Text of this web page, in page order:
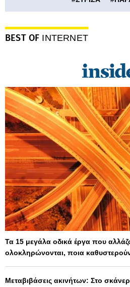
BEST OF INTERNET
Τα 15 μεγάλα οδικά έργα που
ολοκληρώνονται, ποια
Μεταβιβάσεις ακινήτων: Στο